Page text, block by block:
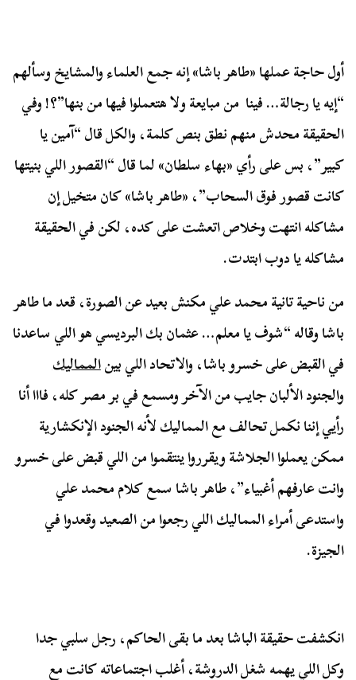
أول حاجة عملها «طاهر باشا» إنه جمع العلماء والمشايخ وسألهم
“إيه يا رجالة… فينا من مبايعة ولا هتعملوا فيها من بنها”؟! وفي
الحقيقة محدش منهم نطق بنص كلمة، والكل قال “آمين يا
كبير”، بس على رأي «بهاء سلطان» لما قال “القصور اللي بنيتها
كانت قصور فوق السحاب”، «طاهر باشا» كان متخيل إن
مشاكله انتهت وخلاص اتعشت على كده، لكن في الحقيقة
مشاكله يا دوب ابتدت.
من ناحية تانية محمد علي مكنش بعيد عن الصورة، قعد ما طاهر
باشا وقاله “شوف يا معلم… عثمان بك البرديسي هو اللي ساعدنا
في القبض على خسرو باشا، والاتحاد اللي بينالمماليك
والجنود الألبان جايب من الآخر ومسمع في بر مصر كله، فااا أنا
رأيي إننا نكمل تحالف مع المماليك لأنه الجنود الإنكشارية
ممكن يعملوا الجلاشة ويقرروا ينتقموا من اللي قبض على خسرو
وانت عارفهم أغبياء”، طاهر باشا سمع كلام محمد علي
واستدعى أمراء المماليك اللي رجعوا من الصعيد وقعدوا في
الجيزة.
انكشفت حقيقة الباشا بعد ما بقى الحاكم، رجل سلبي جدا
وكل اللي يهمه شغل الدروشة، أغلب اجتماعاته كانت مع